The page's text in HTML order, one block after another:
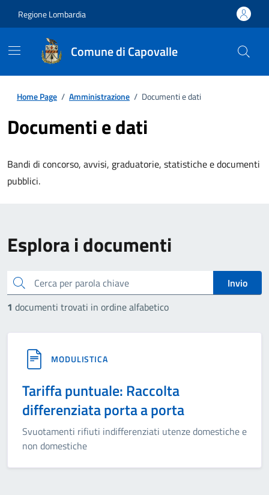
Regione Lombardia
Comune di Capovalle
Home Page / Amministrazione / Documenti e dati
Documenti e dati
Bandi di concorso, avvisi, graduatorie, statistiche e documenti
pubblici.
Esplora i documenti
cerca
Invio
1 documenti trovati in ordine alfabetico
MODULISTICA
Tariffa puntuale: Raccolta
differenziata porta a porta
Svuotamenti rifiuti indifferenziati utenze domestiche e
non domestiche